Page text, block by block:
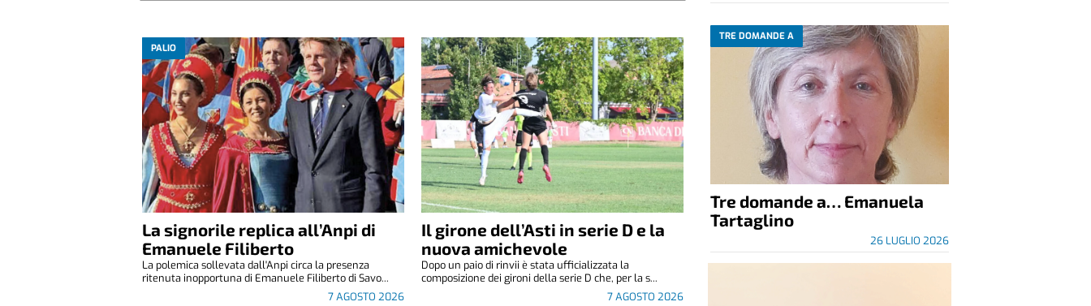
PALIO
La signorile replica all’Anpi di
Emanuele Filiberto
7 AGOSTO 2026
La polemica sollevata dall'Anpi circa la presenza
ritenuta inopportuna di Emanuele Filiberto di Savo...
Il girone dell’Asti in serie D e la
nuova amichevole
7 AGOSTO 2026
Dopo un paio di rinvii è stata ufficializzata la
composizione dei gironi della serie D che, per la s...
TRE DOMANDE A
Tre domande a… Emanuela
Tartaglino
26 LUGLIO 2026